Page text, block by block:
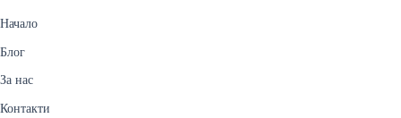
Начало
Блог
За нас
Контакти